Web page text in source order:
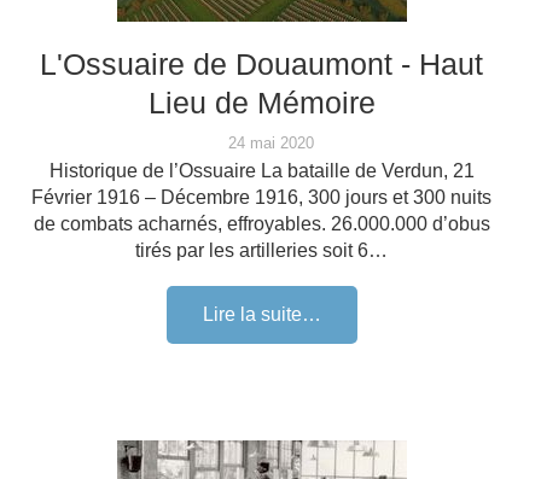
L'Ossuaire de Douaumont - Haut
Lieu de Mémoire
24 mai 2020
Historique de l’Ossuaire La bataille de Verdun, 21
Février 1916 – Décembre 1916, 300 jours et 300 nuits
de combats acharnés, effroyables. 26.000.000 d’obus
tirés par les artilleries soit 6…
Lire la suite…